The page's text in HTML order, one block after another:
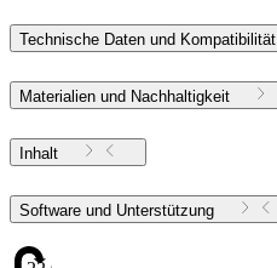
Technische Daten und Kompatibilität
Materialien und Nachhaltigkeit
Inhalt
Software und Unterstützung